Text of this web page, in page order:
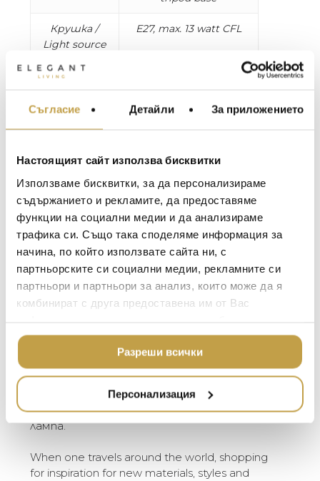
Съгласие Детайли За приложението
Настоящият сайт използва бисквитки
Използваме бисквитки, за да персонализираме
съдържанието и рекламите, да предоставяме
функции на социални медии и да анализираме
трафика си. Също така споделяме информация за
начина, по който използвате сайта ни, с
партньорските си социални медии, рекламните си
партньори и партньори за анализ, които може да я
комбинират с друга предоставена им от Вас
ползването от Ваша страна на услугите им.
Разреши всички
Персонализация
Крушка /
Light source
E27, max. 13 watt CFL
Размери /
Абажур / Shade: 25×30
Основа / Base: 17×40
(Ø x H)
Кабел / Cable
Spec
Черен PVC, с копче /
Black PVC cable with
on/off switch: 150 cm
Когато обикаляш света, търсейки
вдъхновение за нови материали, стилове
и продукти, изведнъж ти хрумват идеи за
нетрадиционни комбинации. Нашият екип
фурнир от дърво. Ясенът се оказа най-
подходящ за целта, а решихме да добавим
към лампата Woodland изящна, тънка, но
здрава основа на статив, изработена от
черна стомана. Настолната лампа
Woodland се предлага и като стояща
лампа.
When one travels around the world, shopping
for inspiration for new materials, styles and
МЕБЕЛИ ЗА ДОМА И
ЗА МАСАТА
ТЕКСТИЛ ЗА ДОМА
АРОМАТИ ЗА ДОМА
ИЗКУСТВО И КНИГИ
ВИСОК КЛАС
МЕБЕЛИ
ПОДАРЪЦИ
BACCARAT
TOM DIXON
MICHAEL ARAM
ASSOULINE
SELETTI
DOLCE & GABBANA
ETHNICRAFT
ZUIVER
DUTCHBONE